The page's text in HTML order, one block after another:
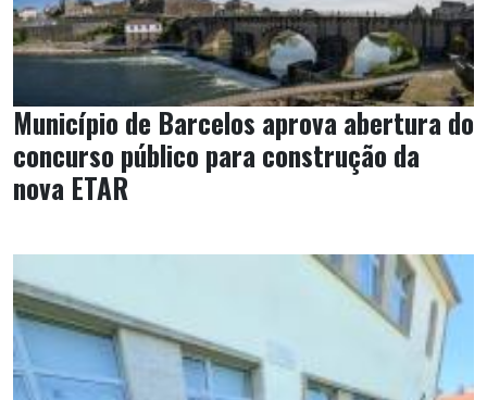
Município de Barcelos aprova abertura do
concurso público para construção da
nova ETAR